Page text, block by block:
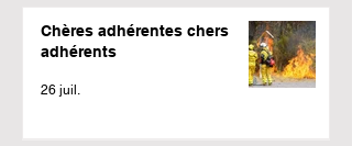
Chères adhérentes chers
adhérents
26 juil.